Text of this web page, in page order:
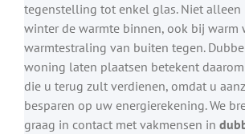
tegenstelling tot enkel glas. Niet
winter de warmte binnen, ook bij warm
warmtestraling van buiten tegen.
woning laten plaatsen betekent
die u terug zult verdienen, omdat u
besparen op uw energierekening. We
graag in contact met vakmensen in